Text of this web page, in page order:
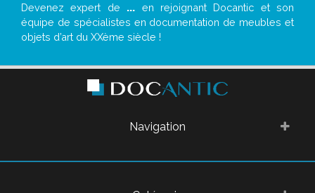
Devenez expert de ... en rejoignant Docantic et son
équipe de spécialistes en documentation de meubles et
objets d’art du XXème siècle !
Navigation